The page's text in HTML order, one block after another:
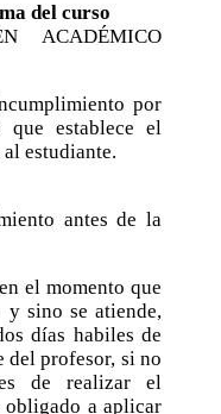
en Matemática
y traslado a
estudios parcial
2024
2020
Sexual
Meteorología,
en
del curso
ACADÉMICO
por
que establece el
estudiante.
antes de la
el momento que
sino se atiende,
días habiles de
del profesor, si no
de realizar el
obligado a aplicar